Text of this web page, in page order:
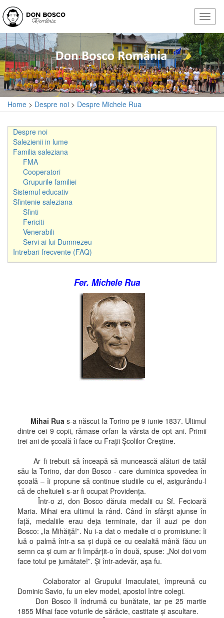
Home > Despre noi > Despre Michele Rua
Despre noi
Salezienii in lume
Familia saleziana
FMA
Cooperatori
Grupurile familiei
Sistemul educativ
Sfintenie saleziana
Sfinti
Fericiti
Venerabili
Servi ai lui Dumnezeu
Intrebari frecvente (FAQ)
Fer. Michele Rua
Mihai Rua s-a născut la Torino pe 9 iunie 1837. Ultimul
dintre cei 9 copii, rămase orfan la vârsta de opt ani. Primii
trei ani de şcoală îi face cu Fraţii Şcolilor Creştine.
Ar fi trebuit să înceapă să muncească alături de tatăl
său la Torino, dar don Bosco - care duminica spovedea în
şcoală – îi propune să continue studiile cu el, asigurându-l
că de cheltuieli s-ar fi ocupat Providenţa.
Într-o zi, don Bosco dăruia medalii cu Sf. Fecioară
Maria. Mihai era ultimul la rând. Când în sfârşit ajunse în
faţă, medaliile erau deja terminate, dar îl auzi pe don
Bosco: „Ia Mihăiţă!”. Nu i-a dat o medalie ci o promisiune: îi
luă o palmă într-a sa şi după ce cu cealaltă mână făcu un
semn ca şi cum ar fi împărţit-o în două, spuse: „Noi doi vom
face totul pe jumătate!”. Şi într-adevăr, aşa fu.
Colaborator al Grupului Imaculatei, împreună cu
Dominic Savio, fu un elev model, apostol între colegi.
Don Bosco îl îndrumă cu bunătate, iar pe 25 martie
1855 Mihai face voturile de sărăcie, castitate şi ascultare.